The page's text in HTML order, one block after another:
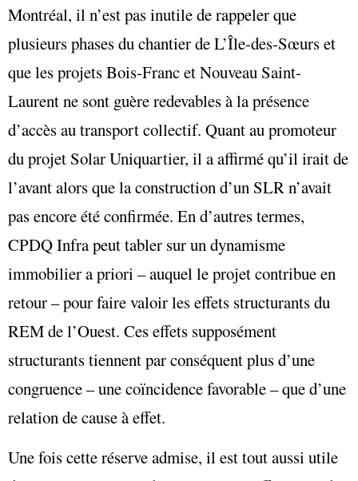
Montréal, il n’est pas inutile de rappeler que
plusieurs phases du chantier de L’Île-des-Sœurs et
que les projets Bois-Franc et Nouveau Saint-
Laurent ne sont guère redevables à la présence
d’accès au transport collectif. Quant au promoteur
du projet Solar Uniquartier, il a affirmé qu’il irait de
l’avant alors que la construction d’un SLR n’avait
pas encore été confirmée. En d’autres termes,
CPDQ Infra peut tabler sur un dynamisme
immobilier a priori – auquel le projet contribue en
retour – pour faire valoir les effets structurants du
REM de l’Ouest. Ces effets supposément
structurants tiennent par conséquent plus d’une
congruence – une coïncidence favorable – que d’une
relation de cause à effet.
Une fois cette réserve admise, il est tout aussi utile